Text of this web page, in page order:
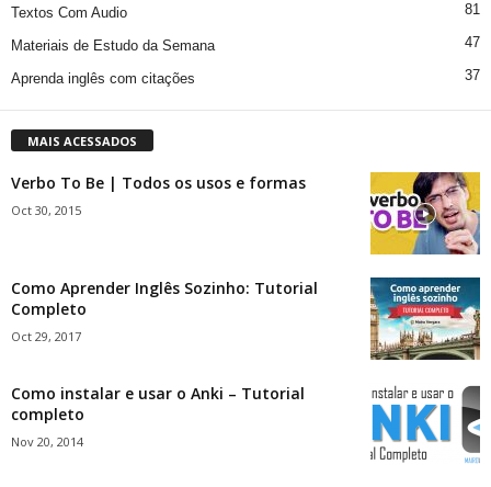
Textos Com Audio 81
Materiais de Estudo da Semana 47
Aprenda inglês com citações 37
MAIS ACESSADOS
Verbo To Be | Todos os usos e formas
Oct 30, 2015
Como Aprender Inglês Sozinho: Tutorial
Completo
Oct 29, 2017
Como instalar e usar o Anki – Tutorial
completo
Nov 20, 2014